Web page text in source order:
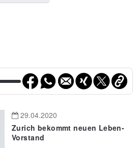
29.04.2020
Zurich bekommt neuen Leben-
Vorstand